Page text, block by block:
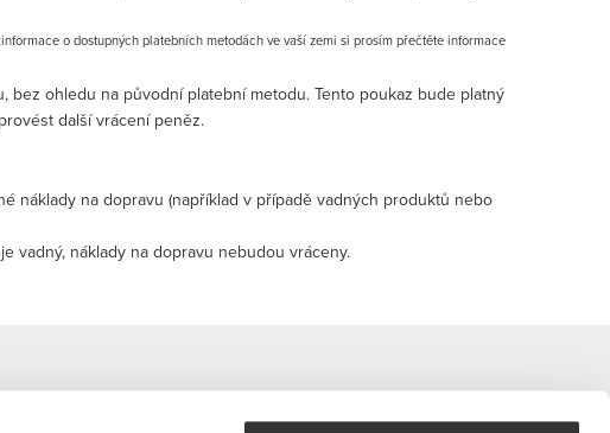
o dostupných platebních metodách ve vaší zemi si prosím přečtěte informace
ohledu na původní platební metodu. Tento poukaz bude platný
další vrácení peněz.
náklady na dopravu (například v případě vadných produktů nebo
vadný, náklady na dopravu nebudou vráceny.